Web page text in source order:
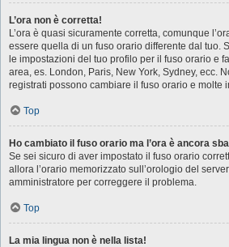
L’ora non è corretta!
L’ora è quasi sicuramente corretta, comunque
essere quella di un fuso orario differente dal tuo.
le impostazioni del tuo profilo per il fuso orario e
area, es. London, Paris, New York, Sydney, ecc.
registrati possono cambiare il fuso orario e molte
Top
Ho cambiato il fuso orario ma l’ora è ancora
Se sei sicuro di aver impostato il fuso orario
allora l’orario memorizzato sull’orologio del
amministratore per correggere il problema.
Top
La mia lingua non è nella lista!